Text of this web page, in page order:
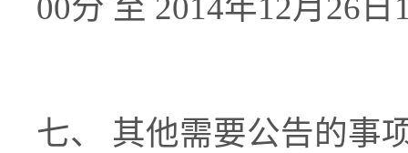
00分 至 2014年12月26日
七、 其他需要公告的事